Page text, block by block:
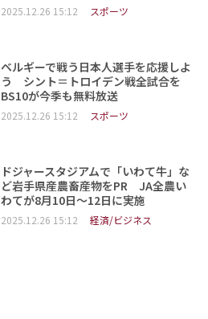
2025.12.26 15:12 スポーツ
ベルギーで戦う日本人選手を応援しよ
う シント＝トロイデン戦全試合を
BS10が今季も無料放送
2025.12.26 15:12 スポーツ
ドジャースタジアムで「いわて牛」な
ど岩手県産農畜産物をPR JA全農い
わてが8月10日～12日に実施
2025.12.26 15:12 経済/ビジネス